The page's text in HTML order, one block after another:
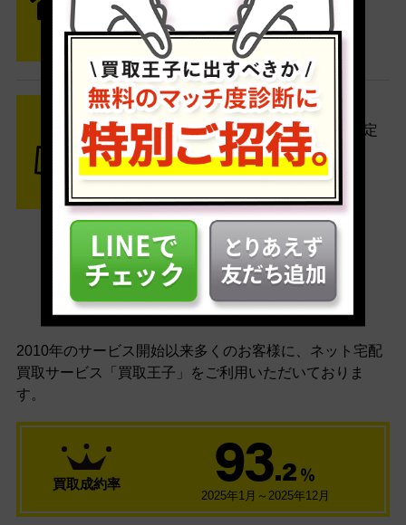
便がご自宅まで引き取りに伺いま
す。
STEP3 ご入金
査定結果はメールでお知らせ。査定
結果がOKなら金額をお支払い！
安心の買取実績
2010年のサービス開始以来多くのお客様に、 ネット宅配
買取サービス「買取王子」をご利用いただいておりま
す。
買取成約率 93.2 ％
2025年1月～2025年12月